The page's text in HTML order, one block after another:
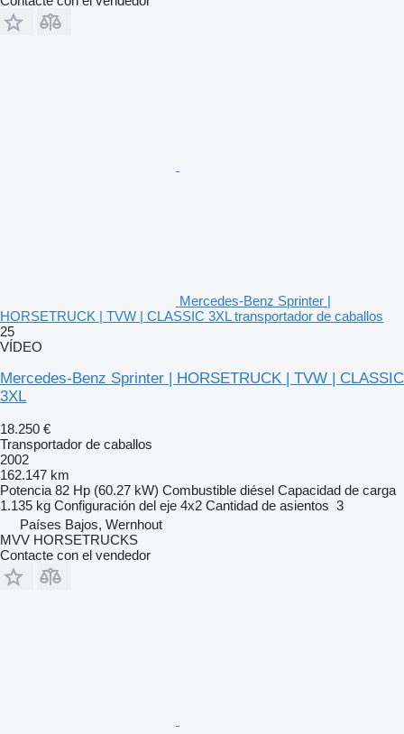
Mercedes-Benz Sprinter |
HORSETRUCK | TVW | CLASSIC 3XL transportador de caballos
25
VÍDEO
Mercedes-Benz Sprinter | HORSETRUCK | TVW | CLASSIC
3XL
18.250 €
Transportador de caballos
2002
162.147 km
Potencia 82 Hp (60.27 kW) Combustible diésel Capacidad de carga
1.135 kg Configuración del eje 4x2 Cantidad de asientos 3
Países Bajos, Wernhout
MVV HORSETRUCKS
Contacte con el vendedor